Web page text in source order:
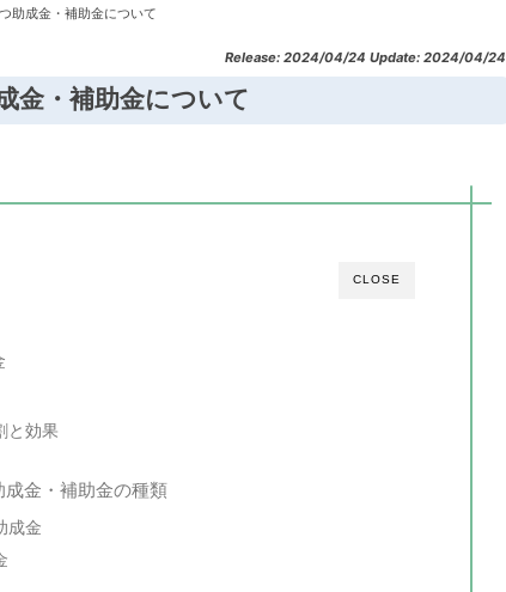
助成金・補助金について
Release: 2024/04/24 Update: 2024/04/24
金・補助金について
CLOSE
と効果
金・補助金の種類
成金